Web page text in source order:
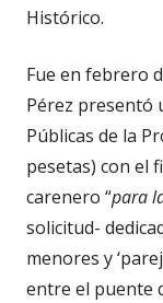
Histórico.
Fue en febrero
Pérez presentó
Públicas de la
pesetas) con el
carenero “para
solicitud-
menores y
entre el puente